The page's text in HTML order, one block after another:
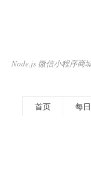
Node.js 微信小程序商
首页 每